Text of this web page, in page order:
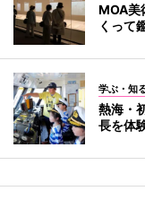
MOA美
くって
学ぶ・知
熱海・
長を体